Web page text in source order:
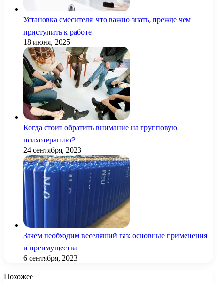
Установка смесителя: что важно знать, прежде чем
приступить к работе
18 июня, 2025
Когда стоит обратить внимание на групповую
психотерапию?
24 сентября, 2023
Зачем необходим веселящий газ: основные применения
и преимущества
6 сентября, 2023
Похожее